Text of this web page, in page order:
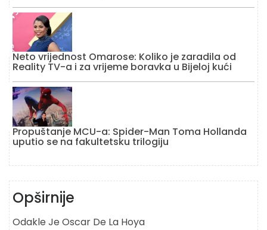
Neto vrijednost Omarose: Koliko je zaradila od
Reality TV-a i za vrijeme boravka u Bijeloj kući
Propuštanje MCU-a: Spider-Man Toma Hollanda
uputio se na fakultetsku trilogiju
Opširnije
Odakle Je Oscar De La Hoya